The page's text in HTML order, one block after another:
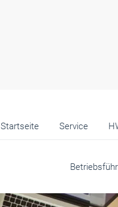
Startseite Service